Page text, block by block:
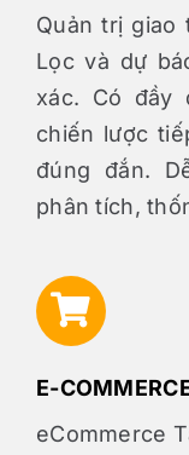
Quản trị giao
Lọc và dự
xác. Có đầy
chiến lược
đúng đắn.
phân tích,
E-
eCommerce